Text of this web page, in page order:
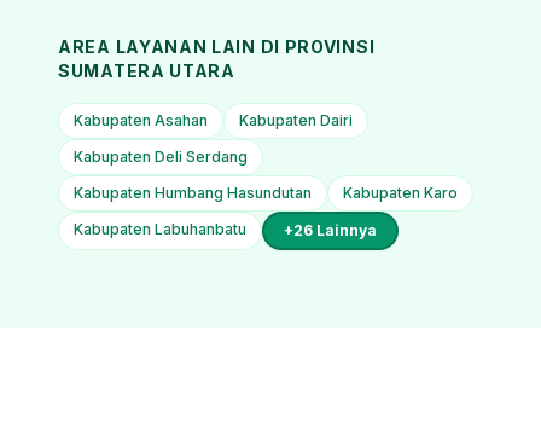
AREA LAYANAN LAIN DI PROVINSI
SUMATERA UTARA
Kabupaten Asahan
Kabupaten Dairi
Kabupaten Deli Serdang
Kabupaten Humbang Hasundutan
Kabupaten Karo
Kabupaten Labuhanbatu
+26 Lainnya